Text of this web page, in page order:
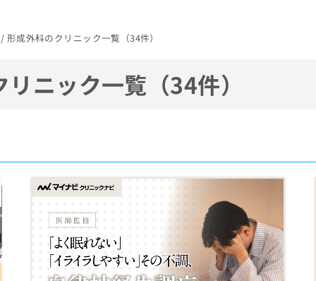
成外科のクリニック一覧（34件）
リニック一覧（34件）